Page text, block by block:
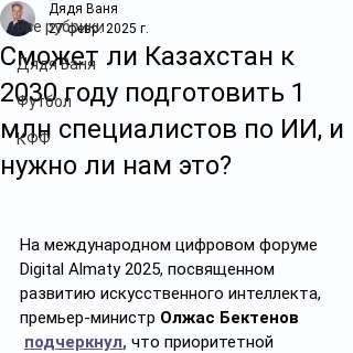
Все рубрики
Дядя Ваня
Футбол
КФФ
Сможет ли Казахстан к
2030 году подготовить 1
млн специалистов по ИИ, и
нужно ли нам это?
Дядя Ваня
27 февр. 2025 г.
На международном цифровом форуме
Digital Almaty 2025, посвященном
развитию искусственного интеллекта,
премьер-министр Олжас Бектенов
подчеркнул, что приоритетной